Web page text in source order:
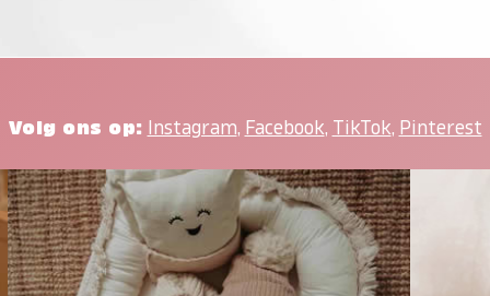
Volg ons op: Instagram, Facebook, TikTok, Pinterest